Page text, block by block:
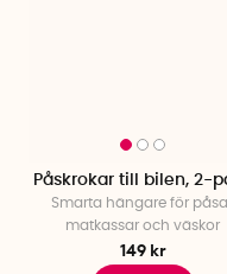
Påskrokar till bilen, 2-
Smarta hängare för
matkassar och väskor
149 kr